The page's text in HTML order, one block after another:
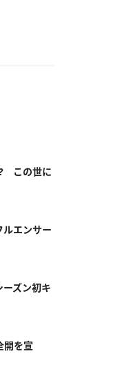
この世に
エンサー
ーズン初キ
開を宣